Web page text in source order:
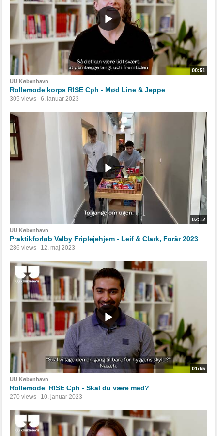
00:51
UU København
Rollemodelkorps RISE Cph - Mød Line & Jeppe
305 views 6. januar 2023
02:12
UU København
Praktikforløb Valby Friplejehjem - Leif & Clark, Forår 2023
286 views 12. maj 2023
01:55
UU København
Rollemodel RISE Cph - Skal du være med?
270 views 10. januar 2023